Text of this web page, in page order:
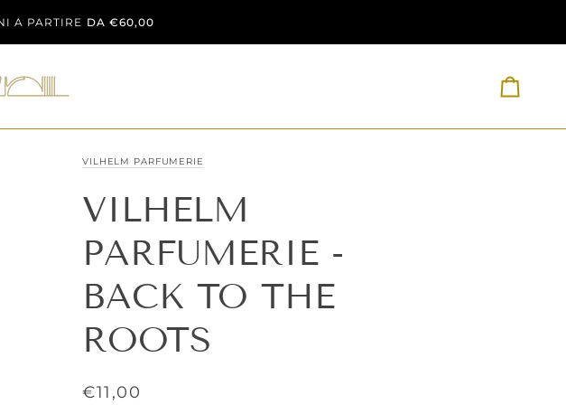
A PARTIRE DA €60,00
VILHELM PARFUMERIE
VILHELM
PARFUMERIE -
BACK TO THE
ROOTS
€11,00